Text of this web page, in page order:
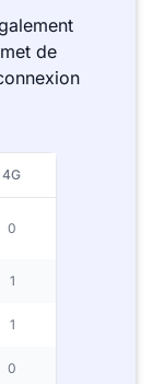
de
4G
0
1
1
0